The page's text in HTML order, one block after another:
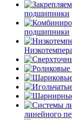
подшипники
подшипники
линейного